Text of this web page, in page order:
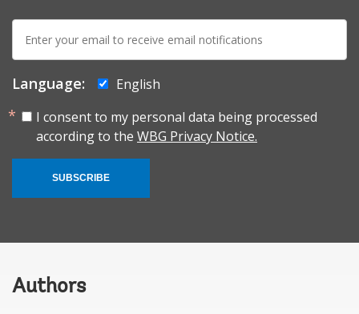
E-
mail:
Language:
English
I consent to my personal data being processed
according to the WBG Privacy Notice.
SUBSCRIBE
Authors